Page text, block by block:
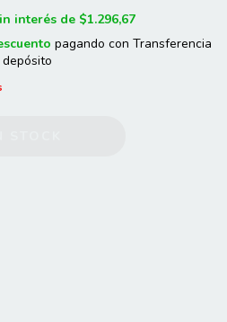
interés de $1.296,67
pagando con Transferencia